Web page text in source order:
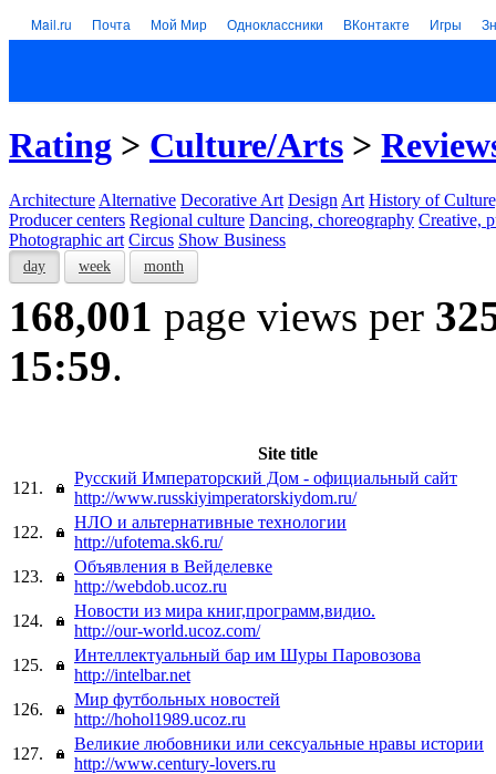
Mail.ru Почта Мой Мир Одноклассники ВКонтакте Игры
Rating > Culture/Arts >
Architecture Alternative Decorative Art Design Art History of
Producer centers Regional culture Dancing, choreography Creative,
Photographic art Circus Show Business
day week month
168,001 page views per
15:59.
Site title
121.
Русский Императорский Дом - официальный сайт
http://www.russkiyimperatorskiydom.ru/
122.
НЛО и альтернативные технологии
http://ufotema.sk6.ru/
123.
Объявления в Вейделевке
http://webdob.ucoz.ru
124.
Новости из мира книг,программ,видио.
http://our-world.ucoz.com/
125.
Интеллектуальный бар им Шуры Паровозова
http://intelbar.net
126.
Мир футбольных новостей
http://hohol1989.ucoz.ru
127.
Великие любовники или сексуальные нравы истории
http://www.century-lovers.ru